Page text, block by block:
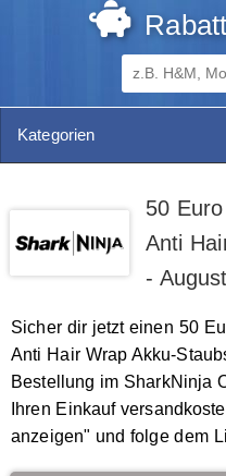
Kategorien
50
Anti
-
Sicher dir jetzt einen 50
Anti Hair Wrap Akku-
Bestellung im SharkNinja
Ihren Einkauf
anzeigen" und folge dem